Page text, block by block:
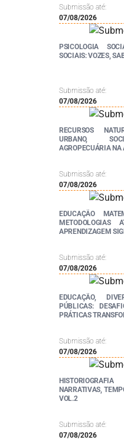
Submissão até:
07/08/2026
PSICOLOGIA
SOCIAIS: VOZES,
Submissão até:
07/08/2026
RECURSOS
URBANO,
AGROPECUÁRIA
Submissão até:
07/08/2026
EDUCAÇÃO
METODOLOGIAS
APRENDIZAGEM
Submissão até:
07/08/2026
EDUCAÇÃO,
PÚBLICAS:
PRÁTICAS
Submissão até:
07/08/2026
NARRATIVAS,
VOL.2
Submissão até:
07/08/2026